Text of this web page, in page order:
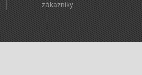
zákazníky